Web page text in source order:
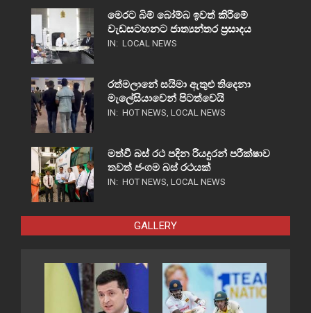
මෙරට බිම් බෝම්බ ඉවත් කිරීමේ
වැඩසටහනට ජාත්‍යන්තර ප්‍රසාදය
IN: LOCAL NEWS
රත්මලානේ සයිමා ඇතුළු තිදෙනා
මැලේසියාවෙන් පිටත්වෙයි
IN: HOT NEWS, LOCAL NEWS
මත්වී බස් රථ පදින රියදුරන් පරීක්ෂාව
තවත් ජංගම බස් රථයක්
IN: HOT NEWS, LOCAL NEWS
GALLERY